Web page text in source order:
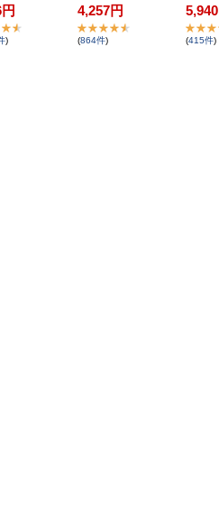
円
)
4,257円
(864件)
5,940
(415件)